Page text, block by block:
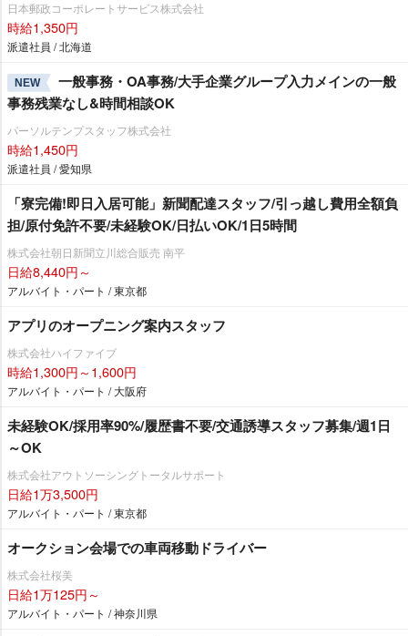
日本郵政コーポレートサービス株式会社
時給1,350円
派遣社員 / 北海道
NEW
一般事務・OA事務/大手企業グループ入力メインの一般
事務残業なし&時間相談OK
パーソルテンプスタッフ株式会社
時給1,450円
派遣社員 / 愛知県
「寮完備!即日入居可能」新聞配達スタッフ/引っ越し費用全額負
担/原付免許不要/未経験OK/日払いOK/1日5時間
株式会社朝日新聞立川総合販売 南平
日給8,440円～
アルバイト・パート / 東京都
アプリのオープニング案内スタッフ
株式会社ハイファイブ
時給1,300円～1,600円
アルバイト・パート / 大阪府
未経験OK/採用率90%/履歴書不要/交通誘導スタッフ募集/週1日
～OK
株式会社アウトソーシングトータルサポート
日給1万3,500円
アルバイト・パート / 東京都
オークション会場での車両移動ドライバー
株式会社桜美
日給1万125円～
アルバイト・パート / 神奈川県